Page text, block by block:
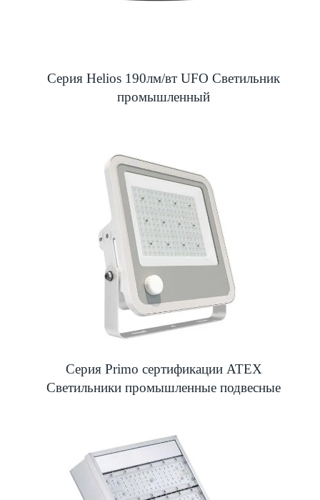
Серия Helios 190лм/вт UFO Светильник
промышленный
Серия Primo сертификации ATEX
Светильники промышленные подвесные